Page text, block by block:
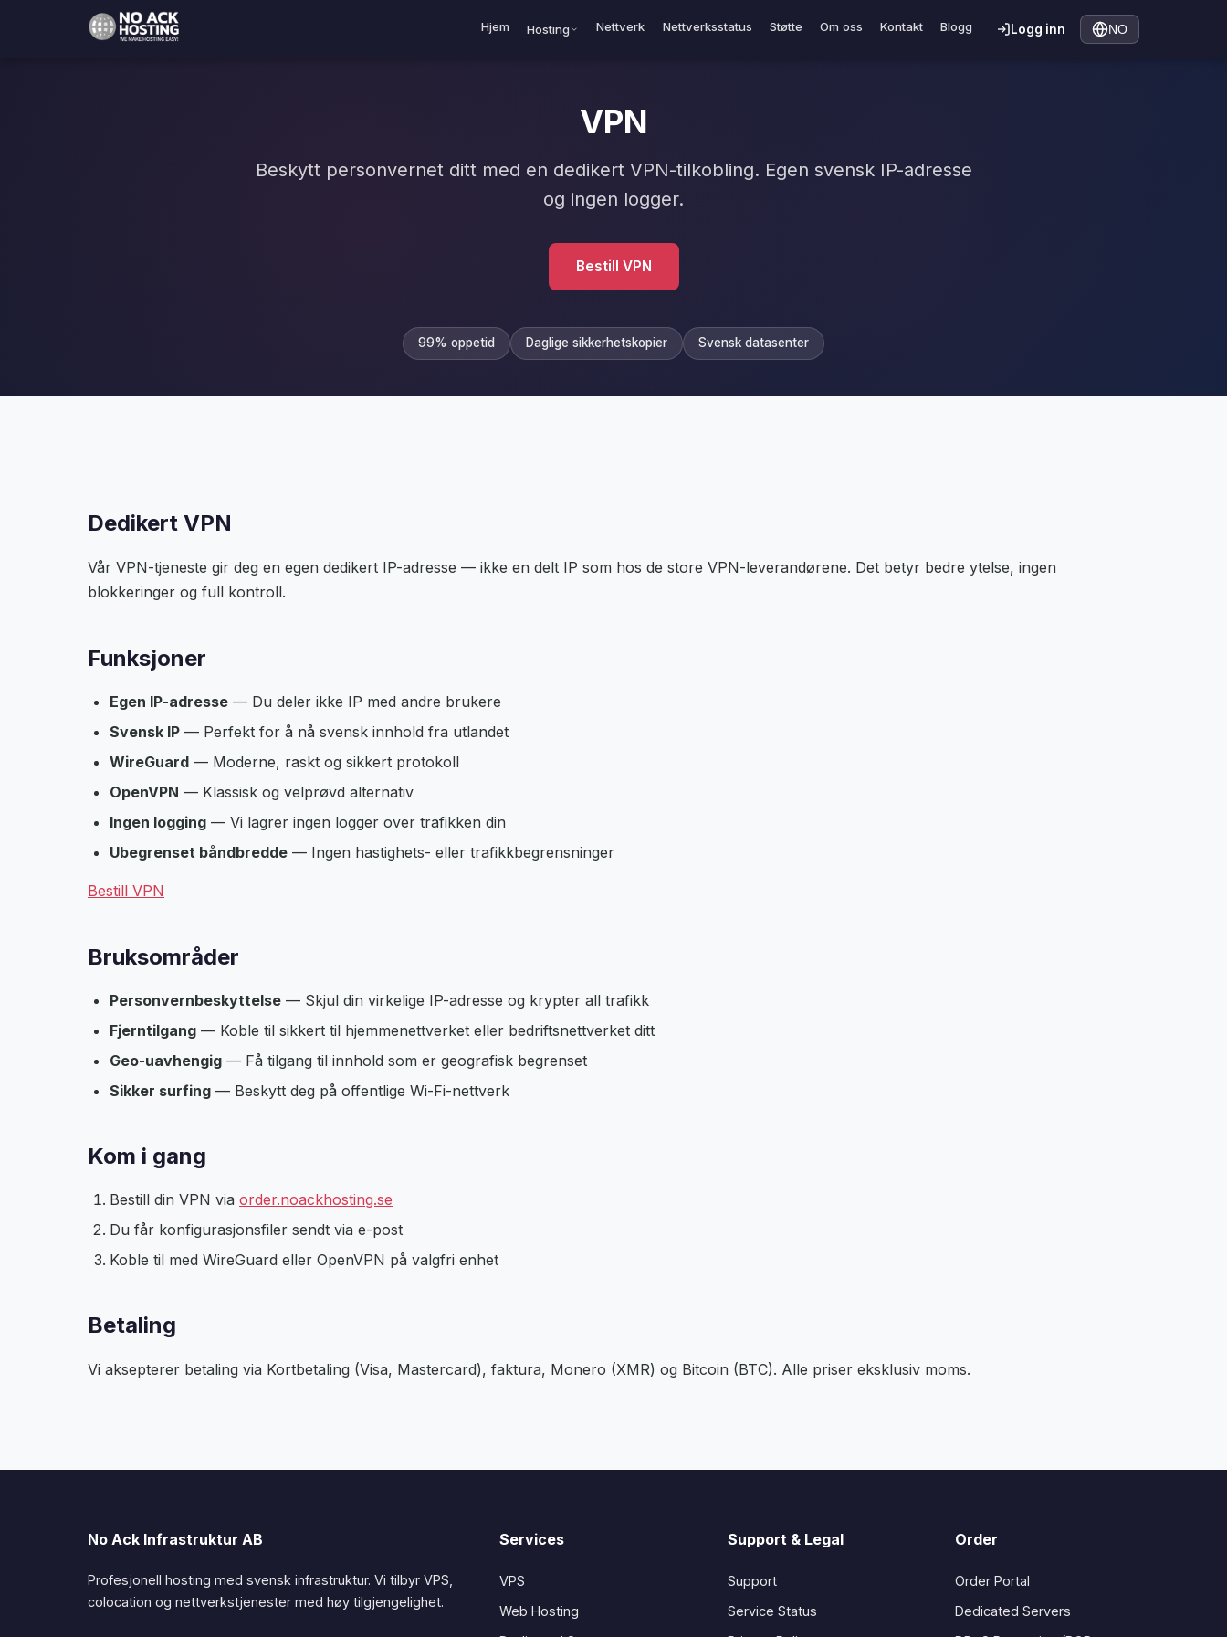
Hjem Hosting Nettverk Nettverksstatus Støtte Om oss Kontakt Blogg Logg inn NO
VPN
Beskytt personvernet ditt med en dedikert VPN-tilkobling. Egen svensk IP-adresse
og ingen logger.
Bestill VPN
99% oppetid Daglige sikkerhetskopier Svensk datasenter
Dedikert VPN
Vår VPN-tjeneste gir deg en egen dedikert IP-adresse — ikke en delt IP som hos de store VPN-leverandørene. Det betyr bedre ytelse, ingen
blokkeringer og full kontroll.
Funksjoner
Egen IP-adresse — Du deler ikke IP med andre brukere
Svensk IP — Perfekt for å nå svensk innhold fra utlandet
WireGuard — Moderne, raskt og sikkert protokoll
OpenVPN — Klassisk og velprøvd alternativ
Ingen logging — Vi lagrer ingen logger over trafikken din
Ubegrenset båndbredde — Ingen hastighets- eller trafikkbegrensninger
Bestill VPN
Bruksområder
Personvernbeskyttelse — Skjul din virkelige IP-adresse og krypter all trafikk
Fjerntilgang — Koble til sikkert til hjemmenettverket eller bedriftsnettverket ditt
Geo-uavhengig — Få tilgang til innhold som er geografisk begrenset
Sikker surfing — Beskytt deg på offentlige Wi-Fi-nettverk
Kom i gang
Bestill din VPN via order.noackhosting.se
Du får konfigurasjonsfiler sendt via e-post
Koble til med WireGuard eller OpenVPN på valgfri enhet
Betaling
Vi aksepterer betaling via Kortbetaling (Visa, Mastercard), faktura, Monero (XMR) og Bitcoin (BTC). Alle priser eksklusiv moms.
No Ack Infrastruktur AB
Profesjonell hosting med svensk infrastruktur. Vi tilbyr VPS,
colocation og nettverkstjenester med høy tilgjengelighet.
Services
VPS
Web Hosting
Support & Legal
Support
Service Status
Order
Order Portal
Dedicated Servers